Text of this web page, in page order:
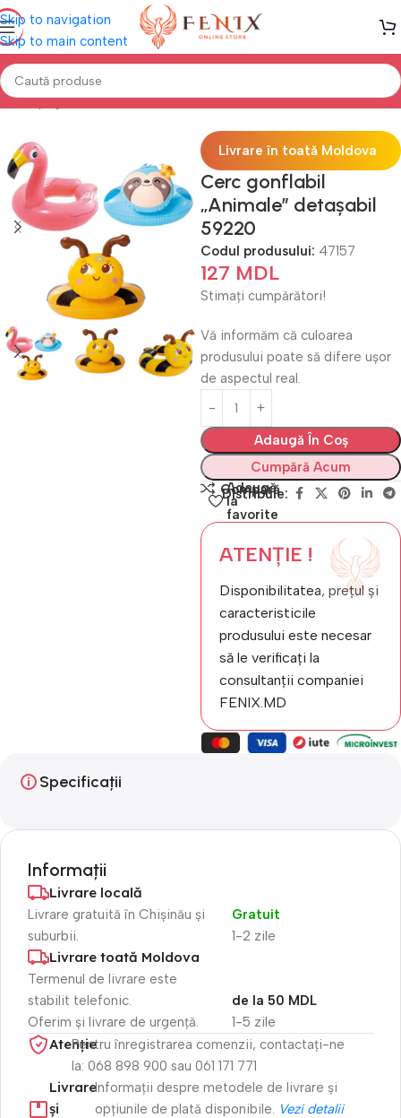
Skip to navigation
Skip to main content
Prima pagină PISCINE Accesorii înot
Livrare în toată Moldova
Cerc gonflabil
„Animale” detașabil
59220
Codul produsului: 47157
127 MDL
Stimați cumpărători!
Vă informăm că culoarea
produsului poate să difere ușor
de aspectul real.
Adaugă În Coș
Cumpără Acum
Compară
Adaugă
la
favorite
Distribuie:
ATENȚIE !
Disponibilitatea, prețul și
caracteristicile
produsului este necesar
să le verificați la
consultanții companiei
FENIX.MD
Specificații
Informații
Livrare locală
Livrare gratuită în Chișinău și
suburbii.
1-2 zile
Gratuit
Livrare toată Moldova
Termenul de livrare este
stabilit telefonic.
Oferim și livrare de urgență.
1-5 zile
de la 50 MDL
Atenție​Pentru înregistrarea comenzii, contactați-ne
la: 068 898 900 sau 061 171 771
Livrare
și
Informații despre metodele de livrare și
opțiunile de plată disponibile. Vezi detalii